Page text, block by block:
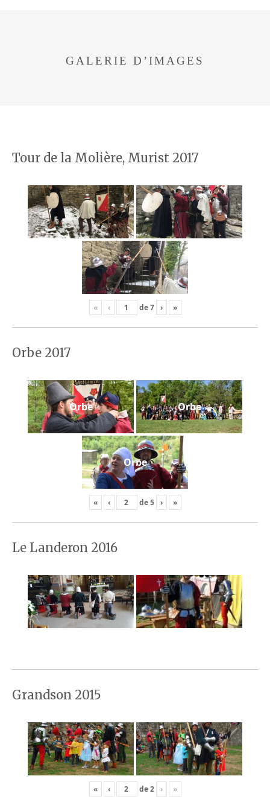
GALERIE D’IMAGES
Tour de la Molière, Murist 2017
« ‹ de7 › »
Orbe 2017
Orbe Orbe
Orbe
« ‹ de5 › »
Le Landeron 2016
Grandson 2015
« ‹ de2 › »